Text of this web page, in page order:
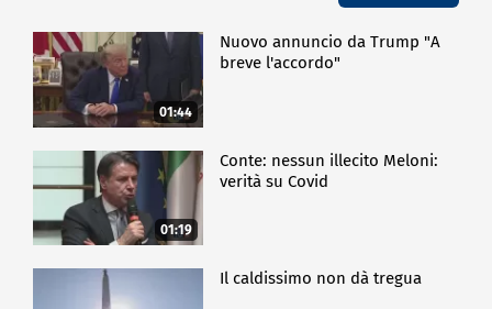
01:44
Nuovo annuncio da Trump "A
breve l'accordo"
01:19
Conte: nessun illecito Meloni:
verità su Covid
Il caldissimo non dà tregua